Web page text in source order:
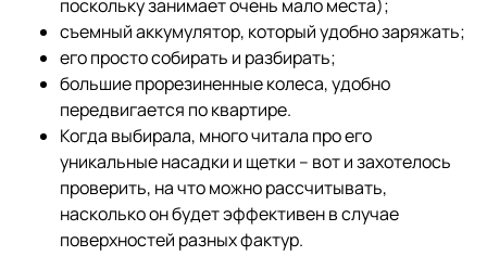
поскольку занимает очень мало места);
съемный аккумулятор, который удобно заряжать;
его просто собирать и разбирать;
большие прорезиненные колеса, удобно
передвигается по квартире.
Когда выбирала, много читала про его
уникальные насадки и щетки – вот и захотелось
проверить, на что можно рассчитывать,
насколько он будет эффективен в случае
поверхностей разных фактур.